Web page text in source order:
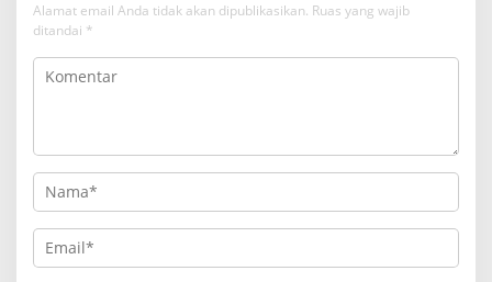
Alamat email Anda tidak akan dipublikasikan. Ruas yang wajib
ditandai *